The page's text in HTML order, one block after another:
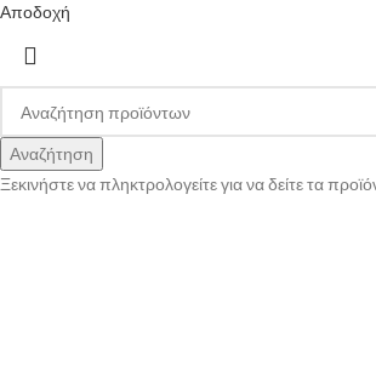
Αποδοχή
Αναζήτηση
Ξεκινήστε να πληκτρολογείτε για να δείτε τα